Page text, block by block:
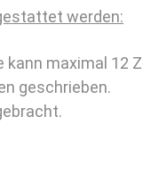
werden:
kann maximal 12
geschrieben.